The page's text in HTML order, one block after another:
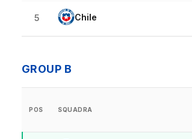
5 Chile
GROUP B
POS SQUADRA